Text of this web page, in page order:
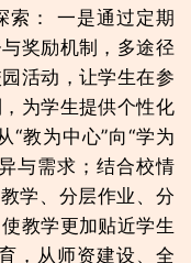
索： 一是通过定期
奖励机制，多途径
活动，让学生在参
为学生提供个性化
“教为中心”向“学为
与需求；结合校情
学、分层作业、分
教学更加贴近学生
，从师资建设、全